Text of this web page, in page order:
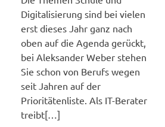
Digitalisierung sind bei vielen
erst dieses Jahr ganz nach
oben auf die Agenda gerückt,
bei Aleksander Weber stehen
Sie schon von Berufs wegen
seit Jahren auf der
Prioritätenliste. Als IT-Berater
treibt[…]